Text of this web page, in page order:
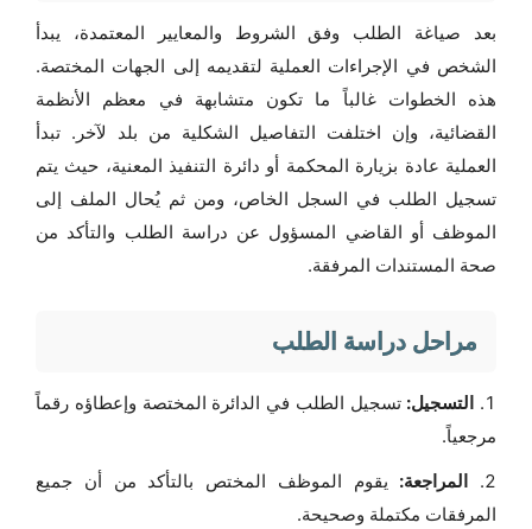
بعد صياغة الطلب وفق الشروط والمعايير المعتمدة، يبدأ
الشخص في الإجراءات العملية لتقديمه إلى الجهات المختصة.
هذه الخطوات غالباً ما تكون متشابهة في معظم الأنظمة
القضائية، وإن اختلفت التفاصيل الشكلية من بلد لآخر. تبدأ
العملية عادة بزيارة المحكمة أو دائرة التنفيذ المعنية، حيث يتم
تسجيل الطلب في السجل الخاص، ومن ثم يُحال الملف إلى
الموظف أو القاضي المسؤول عن دراسة الطلب والتأكد من
صحة المستندات المرفقة.
مراحل دراسة الطلب
التسجيل: تسجيل الطلب في الدائرة المختصة وإعطاؤه رقماً
مرجعياً.
المراجعة: يقوم الموظف المختص بالتأكد من أن جميع
المرفقات مكتملة وصحيحة.